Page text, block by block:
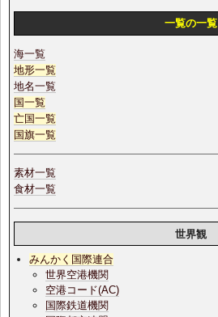
一覧の一覧
海一覧
地形一覧
地名一覧
国一覧
亡国一覧
国旗一覧
素材一覧
食材一覧
世界観
みんかく国際連合
世界空港機関
空港コード(AC)
国際鉄道機関